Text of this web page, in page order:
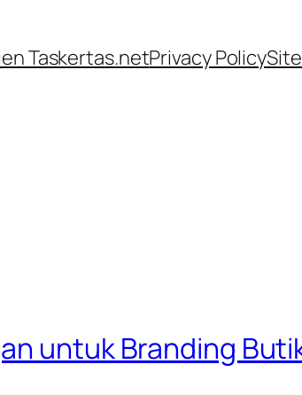
Taskertas.netPrivacy Policy
untuk Branding